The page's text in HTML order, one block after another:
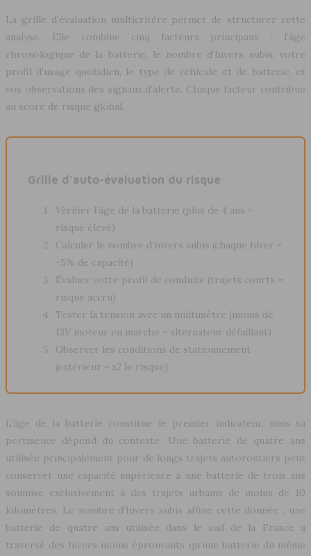
La grille d’évaluation multicritère permet de structurer cette
analyse. Elle combine cinq facteurs principaux : l’âge
chronologique de la batterie, le nombre d’hivers subis, votre
profil d’usage quotidien, le type de véhicule et de batterie, et
vos observations des signaux d’alerte. Chaque facteur contribue
au score de risque global.
Grille d’auto-évaluation du risque
Vérifier l’âge de la batterie (plus de 4 ans =
risque élevé)
Calculer le nombre d’hivers subis (chaque hiver =
-5% de capacité)
Évaluer votre profil de conduite (trajets courts =
risque accru)
Tester la tension avec un multimètre (moins de
13V moteur en marche = alternateur défaillant)
Observer les conditions de stationnement
(extérieur = x2 le risque)
L’âge de la batterie constitue le premier indicateur, mais sa
pertinence dépend du contexte. Une batterie de quatre ans
utilisée principalement pour de longs trajets autoroutiers peut
conserver une capacité supérieure à une batterie de trois ans
soumise exclusivement à des trajets urbains de moins de 10
kilomètres. Le nombre d’hivers subis affine cette donnée : une
batterie de quatre ans utilisée dans le sud de la France a
traversé des hivers moins éprouvants qu’une batterie du même